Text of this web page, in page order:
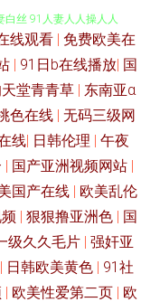
源免费资源站 色色欧美
白丝 91人妻人人操人人
音先锋草莓AV 亚洲图区
导航网址 香蕉伊人av 大
射久久一区 欧美性爱
久久 91瑟瑟 91视频99
线观看 | 免费欧美在
| 91日b在线播放| 国
堂青青草 | 东南亚α
色在线 | 无码三级网
线| 日韩伦理 | 午夜
| 国产亚洲视频网站 |
国产在线 | 欧美乱伦
| 狠狠撸亚洲色 | 国
级久久毛片 | 强奸亚
| 日韩欧美黄色 | 91社
| 欧美性爱第二页 | 欧